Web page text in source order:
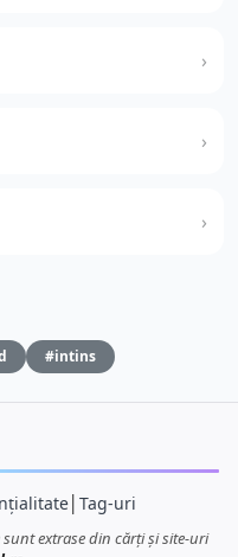
#intins
│ Tag-uri
extrase din cărți și site-uri